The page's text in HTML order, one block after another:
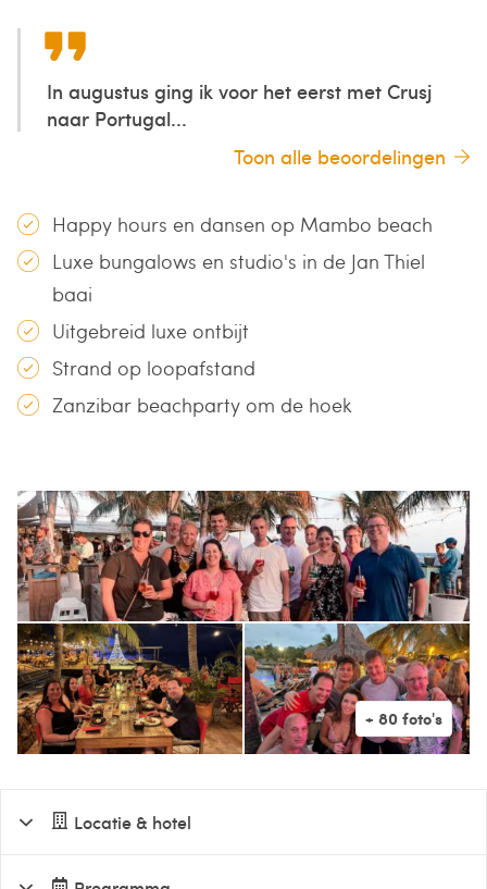
In augustus ging ik voor het eerst met Crusj
naar Portugal...
Toon alle beoordelingen
Happy hours en dansen op Mambo beach
Luxe bungalows en studio's in de Jan Thiel
baai
Uitgebreid luxe ontbijt
Strand op loopafstand
Zanzibar beachparty om de hoek
Locatie & hotel